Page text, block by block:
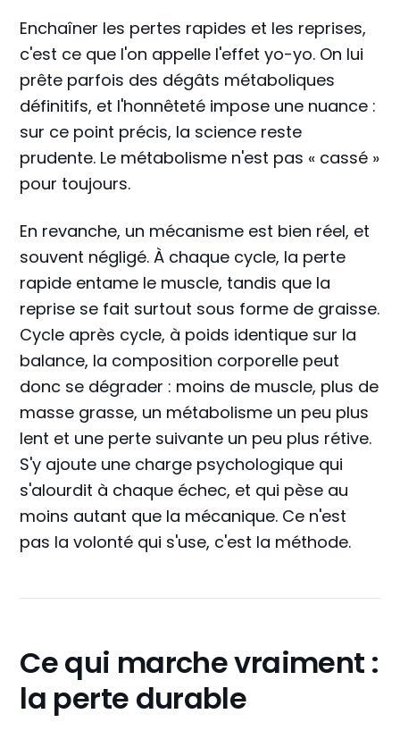
Enchaîner les pertes rapides et les reprises,
c'est ce que l'on appelle l'effet yo-yo. On lui
prête parfois des dégâts métaboliques
définitifs, et l'honnêteté impose une nuance :
sur ce point précis, la science reste
prudente. Le métabolisme n'est pas « cassé »
pour toujours.
En revanche, un mécanisme est bien réel, et
souvent négligé. À chaque cycle, la perte
rapide entame le muscle, tandis que la
reprise se fait surtout sous forme de graisse.
Cycle après cycle, à poids identique sur la
balance, la composition corporelle peut
donc se dégrader : moins de muscle, plus de
masse grasse, un métabolisme un peu plus
lent et une perte suivante un peu plus rétive.
S'y ajoute une charge psychologique qui
s'alourdit à chaque échec, et qui pèse au
moins autant que la mécanique. Ce n'est
pas la volonté qui s'use, c'est la méthode.
Ce qui marche vraiment :
la perte durable